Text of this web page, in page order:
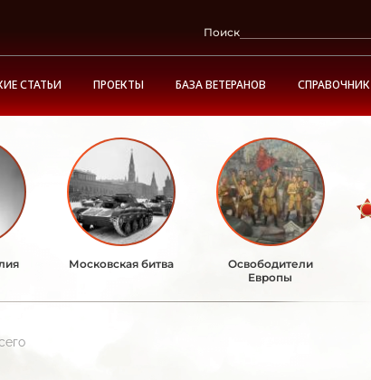
Поиск
СТАТЬИ ПРОЕКТЫ БАЗА ВЕТЕРАНОВ СПРАВОЧНИК
Московская битва
Освободители
Европы